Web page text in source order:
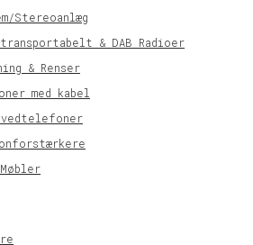
Stereoanlæg
& DAB Radioer
& Renser
med kabel